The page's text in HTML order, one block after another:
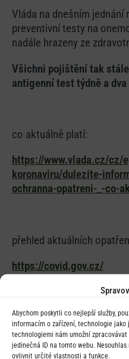
Abychom poskytli co nejlepší služby,
informacím o zařízení, technologie jako
technologiemi nám umožní
jedinečná ID na tomto webu.
ovlivnit určité vlastnosti a funkce.
Vláda na dnešním jednání
preventivní testy na
nadále hrazeny ze
Všichni pojištění tak
antigenní test týdně a
co aktuálně platí:
https://www.vlada.cz/cz/
koronaviru/dulezite-
ochranna-opatreni-_-co-
přehled aktuálních
https://covid.gov.cz/
Úřední hodiny